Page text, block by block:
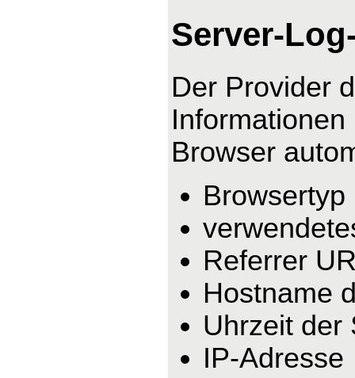
Server-
Der Provider
Browser
Referrer
Hostname
Uhrzeit der
IP-Adresse